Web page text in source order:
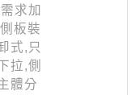
求加
板裝
式,只
拉,側
體分